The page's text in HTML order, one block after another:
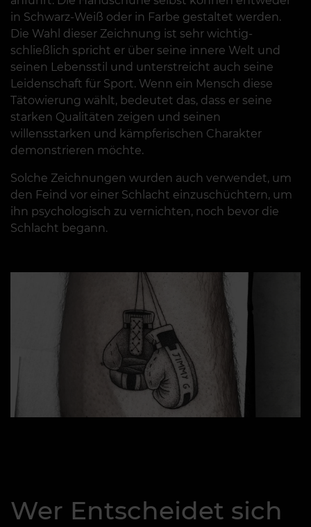
in Schwarz-Weiß oder in Farbe gestaltet werden.
Die Wahl dieser Zeichnung ist sehr wichtig-
schließlich spricht er über seine innere Welt und
seinen Lebensstil und unterstreicht auch seine
Leidenschaft für Sport. Wenn ein Mensch diese
Tätowierung wählt, bedeutet das, dass er seine
starken Qualitäten zeigen und seinen
willensstarken und kämpferischen Charakter
demonstrieren möchte.
Solche Zeichnungen wurden auch verwendet, um
den Feind vor einer Schlacht einzuschüchtern, um
ihn psychologisch zu vernichten, noch bevor die
Schlacht begann.
Wer Entscheidet sich